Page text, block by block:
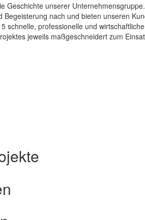
Geschichte unserer
Begeisterung nach und bieten unseren
schnelle, professionelle und
jeweils maßgeschneidert zum